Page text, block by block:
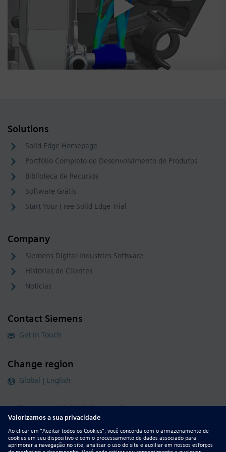
Solutions
Solid Edge Homepage
Portfólio Completo de Desenvolvimento de Produtos
Biblioteca de Recursos
Software Grátis
Start Your Free Solid Edge Trial
Company
Siemens Digital Industries Software
Histórias de Clientes
Notícias
Contact Siemens
Get in Touch
Change region
Global | English
Follow our global channels